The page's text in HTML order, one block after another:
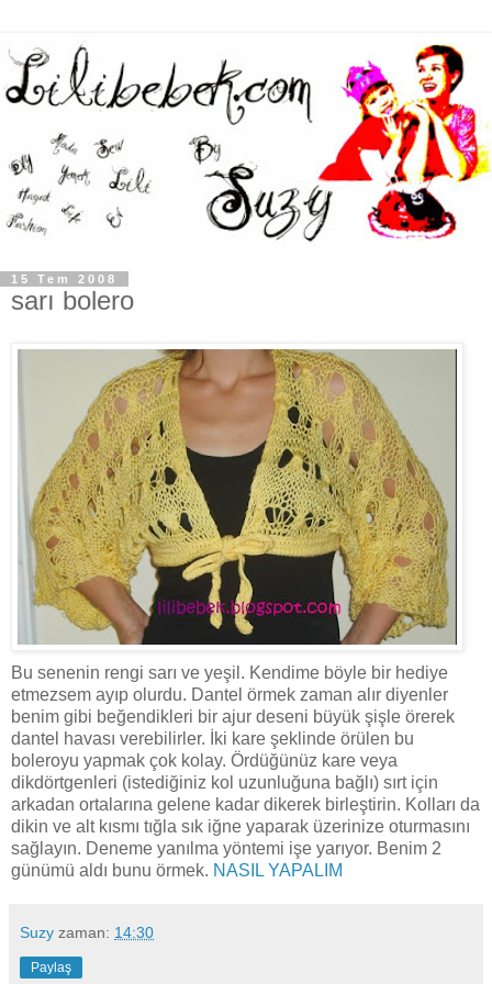
15 Tem 2008
sarı bolero
Bu senenin rengi sarı ve yeşil. Kendime böyle bir hediye
etmezsem ayıp olurdu. Dantel örmek zaman alır diyenler
benim gibi beğendikleri bir ajur deseni büyük şişle örerek
dantel havası verebilirler. İki kare şeklinde örülen bu
boleroyu yapmak çok kolay. Ördüğünüz kare veya
dikdörtgenleri (istediğiniz kol uzunluğuna bağlı) sırt için
arkadan ortalarına gelene kadar dikerek birleştirin. Kolları da
dikin ve alt kısmı tığla sık iğne yaparak üzerinize oturmasını
sağlayın. Deneme yanılma yöntemi işe yarıyor. Benim 2
günümü aldı bunu örmek. NASIL YAPALIM
Suzy zaman: 14:30
Paylaş